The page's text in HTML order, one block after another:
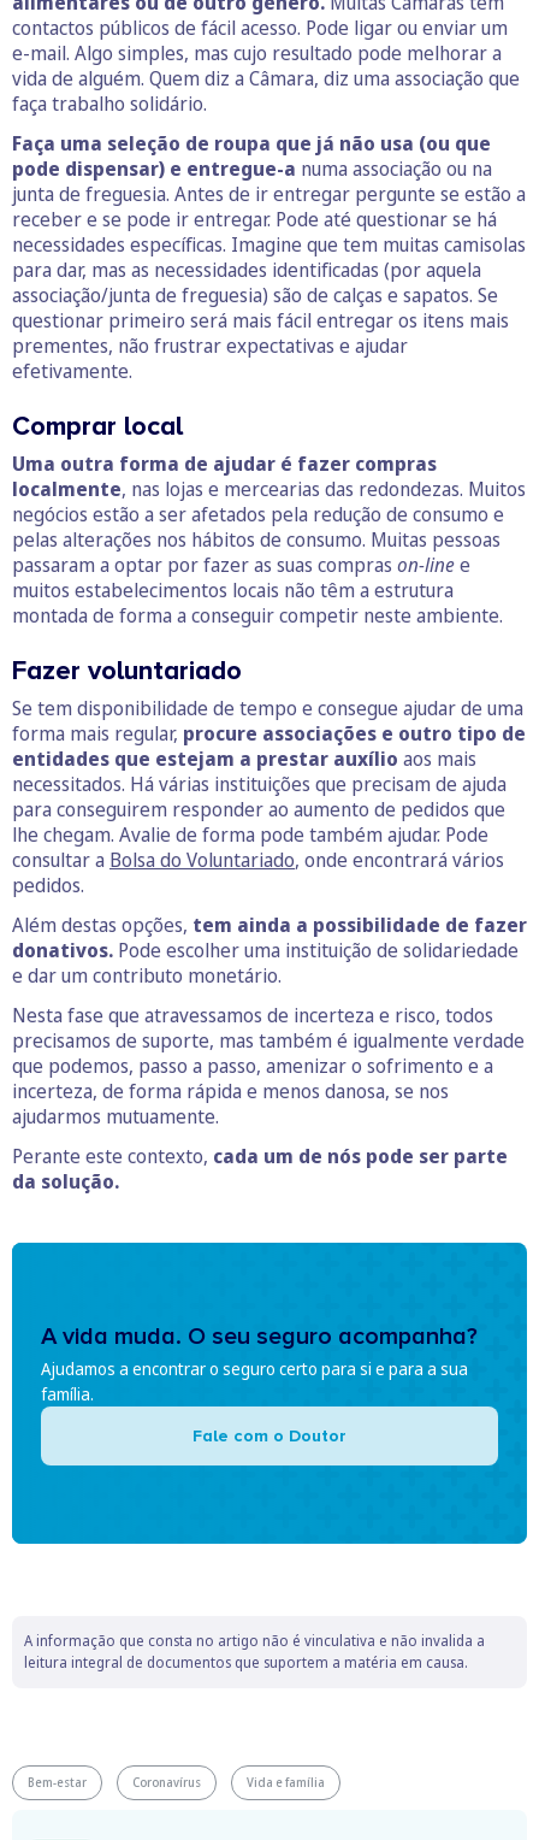
contactos públicos de fácil acesso. Pode ligar ou enviar um
e-mail. Algo simples, mas cujo resultado pode melhorar a
vida de alguém. Quem diz a Câmara, diz uma associação que
faça trabalho solidário.
Faça uma seleção de roupa que já não usa (ou que
pode dispensar) e entregue-a numa associação ou na
junta de freguesia. Antes de ir entregar pergunte se estão a
receber e se pode ir entregar. Pode até questionar se há
necessidades específicas. Imagine que tem muitas camisolas
para dar, mas as necessidades identificadas (por aquela
associação/junta de freguesia) são de calças e sapatos. Se
questionar primeiro será mais fácil entregar os itens mais
prementes, não frustrar expectativas e ajudar
efetivamente.
Comprar local
Uma outra forma de ajudar é fazer compras
localmente, nas lojas e mercearias das redondezas. Muitos
negócios estão a ser afetados pela redução de consumo e
pelas alterações nos hábitos de consumo. Muitas pessoas
passaram a optar por fazer as suas compras on-linee
muitos estabelecimentos locais não têm a estrutura
montada de forma a conseguir competir neste ambiente.
Fazer voluntariado
Se tem disponibilidade de tempo e consegue ajudar de uma
forma mais regular, procure associações e outro tipo de
entidades que estejam a prestar auxílio aos mais
necessitados. Há várias instituições que precisam de ajuda
para conseguirem responder ao aumento de pedidos que
lhe chegam. Avalie de forma pode também ajudar. Pode
consultar a Bolsa do Voluntariado, onde encontrará vários
pedidos.
Além destas opções, tem ainda a possibilidade de fazer
donativos. Pode escolher uma instituição de solidariedade
e dar um contributo monetário.
Nesta fase que atravessamos de incerteza e risco, todos
precisamos de suporte, mas também é igualmente verdade
que podemos, passo a passo, amenizar o sofrimento e a
incerteza, de forma rápida e menos danosa, se nos
ajudarmos mutuamente.
Perante este contexto, cada um de nós pode ser parte
da solução.
A vida muda. O seu seguro acompanha?
Ajudamos a encontrar o seguro certo para si e para a sua
família.
Fale com o Doutor
A informação que consta no artigo não é vinculativa e não invalida a
leitura integral de documentos que suportem a matéria em causa.
Bem-estar Coronavírus Vida e família